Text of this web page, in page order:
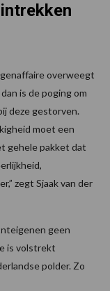
overweegt
is de poging om
deze gestorven.
moet een
gehele pakket dat
zegt Sjaak van der
geen
is volstrekt
polder. Zo